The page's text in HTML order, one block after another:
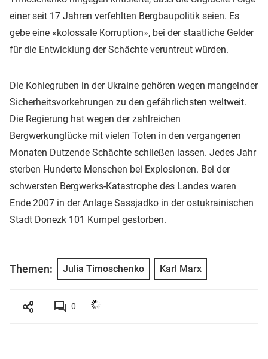
einer seit 17 Jahren verfehlten Bergbaupolitik seien. Es
gebe eine «kolossale Korruption», bei der staatliche Gelder
für die Entwicklung der Schächte veruntreut würden.
Die Kohlegruben in der Ukraine gehören wegen mangelnder
Sicherheitsvorkehrungen zu den gefährlichsten weltweit.
Die Regierung hat wegen der zahlreichen
Bergwerkunglücke mit vielen Toten in den vergangenen
Monaten Dutzende Schächte schließen lassen. Jedes Jahr
sterben Hunderte Menschen bei Explosionen. Bei der
schwersten Bergwerks-Katastrophe des Landes waren
Ende 2007 in der Anlage Sassjadko in der ostukrainischen
Stadt Donezk 101 Kumpel gestorben.
Themen: Julia Timoschenko Karl Marx
0